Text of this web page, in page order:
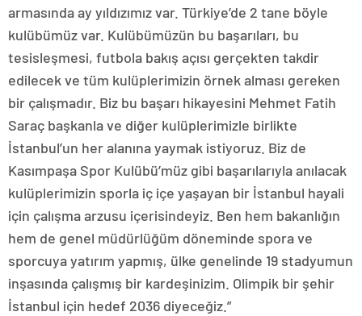
armasında ay yıldızımız var. Türkiye’de 2 tane böyle
kulübümüz var. Kulübümüzün bu başarıları, bu
tesisleşmesi, futbola bakış açısı gerçekten takdir
edilecek ve tüm kulüplerimizin örnek alması gereken
bir çalışmadır. Biz bu başarı hikayesini Mehmet Fatih
Saraç başkanla ve diğer kulüplerimizle birlikte
İstanbul’un her alanına yaymak istiyoruz. Biz de
Kasımpaşa Spor Kulübü’müz gibi başarılarıyla anılacak
kulüplerimizin sporla iç içe yaşayan bir İstanbul hayali
için çalışma arzusu içerisindeyiz. Ben hem bakanlığın
hem de genel müdürlüğüm döneminde spora ve
sporcuya yatırım yapmış, ülke genelinde 19 stadyumun
inşasında çalışmış bir kardeşinizim. Olimpik bir şehir
İstanbul için hedef 2036 diyeceğiz.”